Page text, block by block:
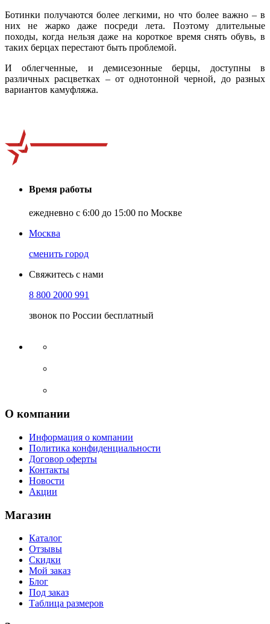
Ботинки получаются более легкими, но что более важно – в
них не жарко даже посреди лета. Поэтому длительные
походы, когда нельзя даже на короткое время снять обувь, в
таких берцах перестают быть проблемой.
И облегченные, и демисезонные берцы, доступны в
различных расцветках – от однотонной черной, до разных
вариантов камуфляжа.
Время работы
ежедневно с 6:00 до 15:00 по Москве
Москва
сменить город
Свяжитесь с нами
8 800 2000 991
звонок по России бесплатный
О компании
Информация о компании
Политика конфиденциальности
Договор оферты
Контакты
Новости
Акции
Магазин
Каталог
Отзывы
Скидки
Мой заказ
Блог
Под заказ
Таблица размеров